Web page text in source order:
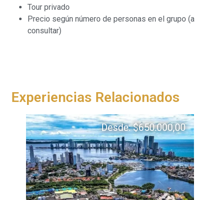
Tour privado
Precio según número de personas en el grupo (a
consultar)
Experiencias Relacionados
Desde:$650.000,00